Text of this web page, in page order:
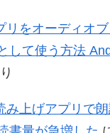
リをオーディオ
して使う方法
み上げアプリで